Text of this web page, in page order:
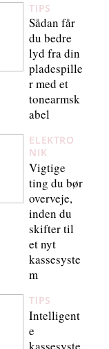
TIPS
Sådan får
du bedre
lyd fra din
pladespille
r med et
tonearmsk
abel
ELEKTRO
NIK
Vigtige
ting du bør
overveje,
inden du
skifter til
et nyt
kassesyste
m
TIPS
Intelligent
e
kassesyste